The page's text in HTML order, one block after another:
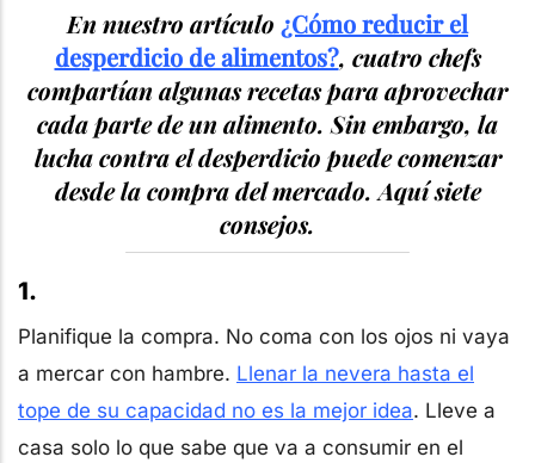
En nuestro artículo ¿Cómo reducir el
desperdicio de alimentos?, cuatro chefs
compartían algunas recetas para aprovechar
cada parte de un alimento. Sin embargo, la
lucha contra el desperdicio puede comenzar
desde la compra del mercado. Aquí siete
consejos.
1.
Planifique la compra. No coma con los ojos ni vaya
a mercar con hambre. Llenar la nevera hasta el
tope de su capacidad no es la mejor idea. Lleve a
casa solo lo que sabe que va a consumir en el